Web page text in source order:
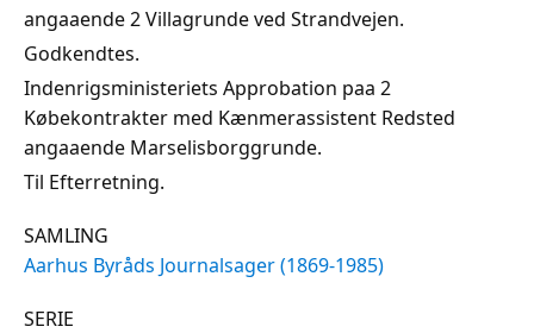
angaaende 2 Villagrunde ved Strandvejen.
Godkendtes.
Indenrigsministeriets Approbation paa 2
Købekontrakter med Kænmerassistent Redsted
angaaende Marselisborggrunde.
Til Efterretning.
SAMLING
Aarhus Byråds Journalsager (1869-1985)
SERIE